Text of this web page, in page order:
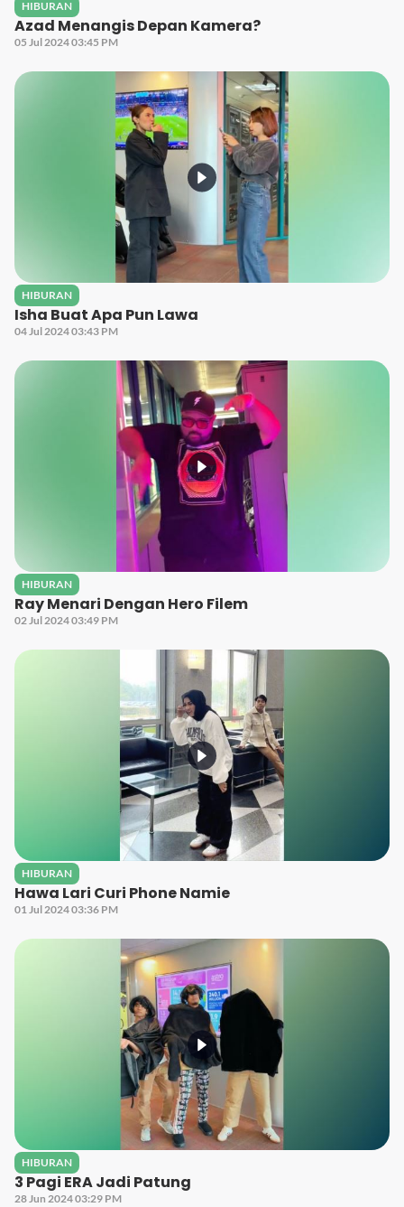
HIBURAN
Azad Menangis Depan Kamera?
05 Jul 2024 03:45 PM
HIBURAN
Isha Buat Apa Pun Lawa
04 Jul 2024 03:43 PM
HIBURAN
Ray Menari Dengan Hero Filem
02 Jul 2024 03:49 PM
HIBURAN
Hawa Lari Curi Phone Namie
01 Jul 2024 03:36 PM
HIBURAN
3 Pagi ERA Jadi Patung
28 Jun 2024 03:29 PM